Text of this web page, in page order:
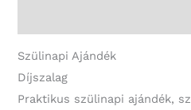
Szülinapi Ajándék
Díjszalag
Praktikus szülinapi ajándék,